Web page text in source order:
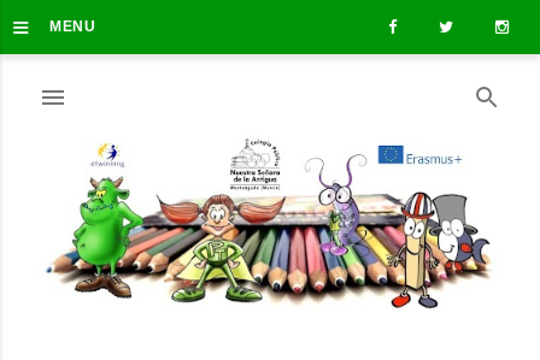
≡ MENU Ir al contenido principal